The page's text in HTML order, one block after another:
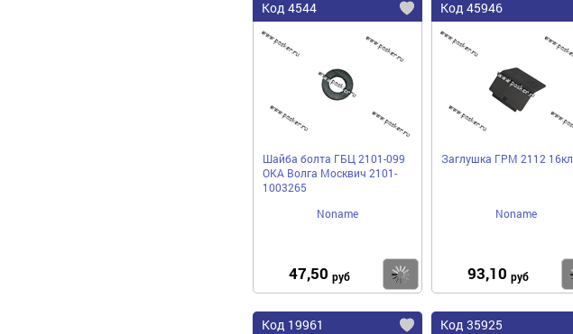
Код 4544
Шайба болта ГБЦ 2101-099
ОКА Волга Москвич 2101-
1003265
Noname
47,50 руб Купить
Код 45946
Заглушка ГРМ 2112 16кл
Noname
93,10 руб
Код 19961 Код 35925